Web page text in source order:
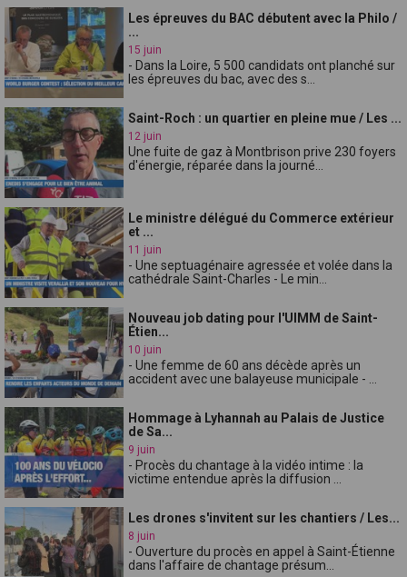
Les épreuves du BAC débutent avec la Philo /
...
15 juin
- Dans la Loire, 5 500 candidats ont planché sur
les épreuves du bac, avec des s...
Saint-Roch : un quartier en pleine mue / Les ...
12 juin
Une fuite de gaz à Montbrison prive 230 foyers
d'énergie, réparée dans la journé...
Le ministre délégué du Commerce extérieur
et ...
11 juin
- Une septuagénaire agressée et volée dans la
cathédrale Saint-Charles - Le min...
Nouveau job dating pour l'UIMM de Saint-
Étien...
10 juin
- Une femme de 60 ans décède après un
accident avec une balayeuse municipale - ...
Hommage à Lyhannah au Palais de Justice
de Sa...
9 juin
- Procès du chantage à la vidéo intime : la
victime entendue après la diffusion ...
Les drones s'invitent sur les chantiers / Les...
8 juin
- Ouverture du procès en appel à Saint-Étienne
dans l'affaire de chantage présum...